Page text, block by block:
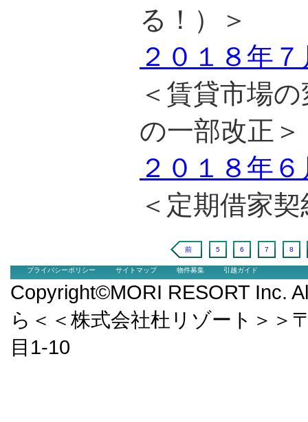
る！）＞
２０１８年
＜賃貸市場
の一部改正＞
２０１８年
＜定期借家
前 5 6 7 8
プライバシーポリシー サイトマップ 物件募集 引越ガイド
Copyright©MORI RESORT Inc.
ら＜＜株式会社杜リゾート＞＞
目1-10